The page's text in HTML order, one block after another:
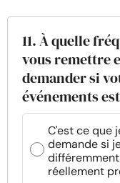
11. À quelle
vous remettre
demander si
événements
C'est ce que
demande si
réellement